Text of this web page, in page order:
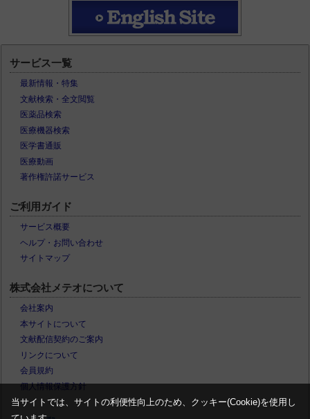
サービス一覧
最新情報・特集
文献検索・全文閲覧
医薬品検索
医療機器検索
医学書通販
医療動画
著作権許諾サービス
ご利用ガイド
サービス概要
ヘルプ・お問い合わせ
サイトマップ
株式会社メテオについて
会社案内
本サイトについて
文献配信契約のご案内
リンクについて
会員規約
個人情報保護方針
当サイトでは、サイトの利便性向上のため、クッキー(Cookie)を使用し